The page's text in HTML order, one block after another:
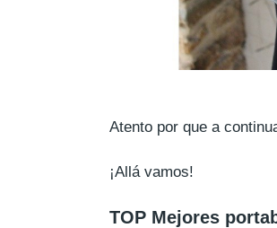
Atento por que a
¡Allá vamos!
TOP Mejores